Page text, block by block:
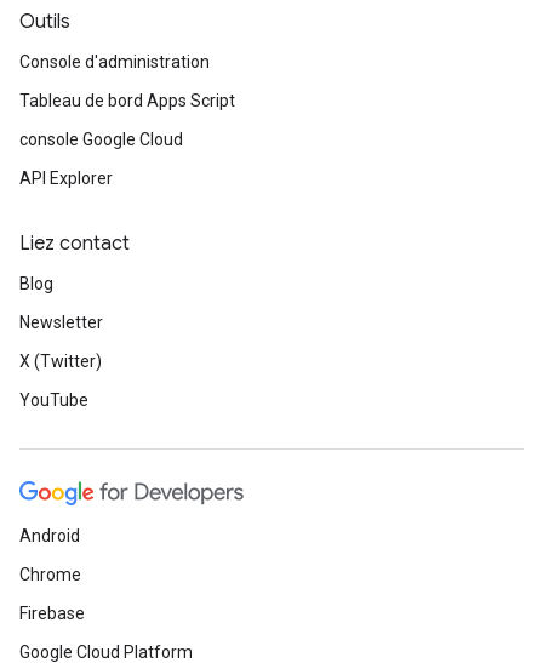
Outils
Console d'administration
Tableau de bord Apps Script
console Google Cloud
API Explorer
Liez contact
Blog
Newsletter
X (Twitter)
YouTube
Android
Chrome
Firebase
Google Cloud Platform